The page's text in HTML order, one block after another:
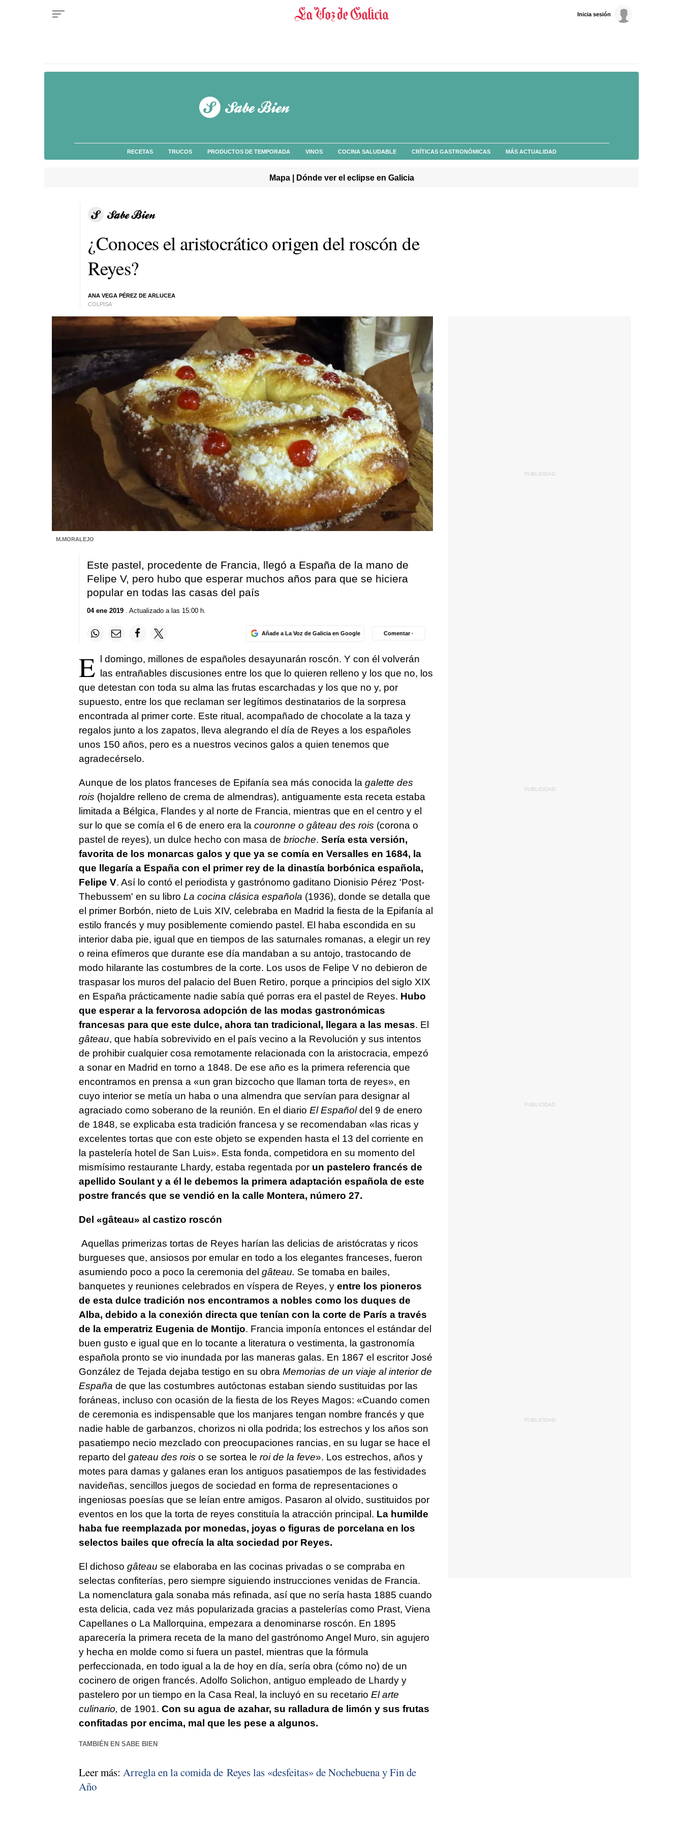
Inicia sesión
RECETAS TRUCOS PRODUCTOS DE TEMPORADA VINOS COCINA SALUDABLE CRÍTICAS GASTRONÓMICAS MÁS ACTUALIDAD
Mapa | Dónde ver el eclipse en Galicia
¿Conoces el aristocrático origen del roscón de
Reyes?
ANA VEGA PÉREZ DE ARLUCEA
COLPISA
M.MORALEJO
Este pastel, procedente de Francia, llegó a España de la mano de
Felipe V, pero hubo que esperar muchos años para que se hiciera
popular en todas las casas del país
04 ene 2019. Actualizado a las 15:00 h.
Añade a La Voz de Galicia en Google Comentar ·
E l domingo, millones de españoles desayunarán roscón. Y con él volverán
las entrañables discusiones entre los que lo quieren relleno y los que no, los
que detestan con toda su alma las frutas escarchadas y los que no y, por
supuesto, entre los que reclaman ser legítimos destinatarios de la sorpresa
encontrada al primer corte. Este ritual, acompañado de chocolate a la taza y
regalos junto a los zapatos, lleva alegrando el día de Reyes a los españoles
unos 150 años, pero es a nuestros vecinos galos a quien tenemos que
agradecérselo.
Aunque de los platos franceses de Epifanía sea más conocida la galette des
rois (hojaldre relleno de crema de almendras), antiguamente esta receta estaba
limitada a Bélgica, Flandes y al norte de Francia, mientras que en el centro y el
sur lo que se comía el 6 de enero era la couronne o gâteau des rois (corona o
pastel de reyes), un dulce hecho con masa de brioche. Sería esta versión,
favorita de los monarcas galos y que ya se comía en Versalles en 1684, la
que llegaría a España con el primer rey de la dinastía borbónica española,
Felipe V. Así lo contó el periodista y gastrónomo gaditano Dionisio Pérez 'Post-
Thebussem' en su libro La cocina clásica española (1936), donde se detalla que
el primer Borbón, nieto de Luis XIV, celebraba en Madrid la fiesta de la Epifanía al
estilo francés y muy posiblemente comiendo pastel. El haba escondida en su
interior daba pie, igual que en tiempos de las saturnales romanas, a elegir un rey
o reina efímeros que durante ese día mandaban a su antojo, trastocando de
modo hilarante las costumbres de la corte. Los usos de Felipe V no debieron de
traspasar los muros del palacio del Buen Retiro, porque a principios del siglo XIX
en España prácticamente nadie sabía qué porras era el pastel de Reyes. Hubo
que esperar a la fervorosa adopción de las modas gastronómicas
francesas para que este dulce, ahora tan tradicional, llegara a las mesas. El
gâteau, que había sobrevivido en el país vecino a la Revolución y sus intentos
de prohibir cualquier cosa remotamente relacionada con la aristocracia, empezó
a sonar en Madrid en torno a 1848. De ese año es la primera referencia que
encontramos en prensa a «un gran bizcocho que llaman torta de reyes», en
cuyo interior se metía un haba o una almendra que servían para designar al
agraciado como soberano de la reunión. En el diario El Españoldel 9 de enero
de 1848, se explicaba esta tradición francesa y se recomendaban «las ricas y
excelentes tortas que con este objeto se expenden hasta el 13 del corriente en
la pastelería hotel de San Luis». Esta fonda, competidora en su momento del
mismísimo restaurante Lhardy, estaba regentada por un pastelero francés de
apellido Soulant y a él le debemos la primera adaptación española de este
postre francés que se vendió en la calle Montera, número 27.
Del «gâteau» al castizo roscón
Aquellas primerizas tortas de Reyes harían las delicias de aristócratas y ricos
burgueses que, ansiosos por emular en todo a los elegantes franceses, fueron
asumiendo poco a poco la ceremonia del gâteau. Se tomaba en bailes,
banquetes y reuniones celebrados en víspera de Reyes, y entre los pioneros
de esta dulce tradición nos encontramos a nobles como los duques de
Alba, debido a la conexión directa que tenían con la corte de París a través
de la emperatriz Eugenia de Montijo. Francia imponía entonces el estándar del
buen gusto e igual que en lo tocante a literatura o vestimenta, la gastronomía
española pronto se vio inundada por las maneras galas. En 1867 el escritor José
González de Tejada dejaba testigo en su obra Memorias de un viaje al interior de
España de que las costumbres autóctonas estaban siendo sustituidas por las
foráneas, incluso con ocasión de la fiesta de los Reyes Magos: «Cuando comen
de ceremonia es indispensable que los manjares tengan nombre francés y que
nadie hable de garbanzos, chorizos ni olla podrida; los estrechos y los años son
pasatiempo necio mezclado con preocupaciones rancias, en su lugar se hace el
reparto del gateau des rois o se sortea le roi de la feve». Los estrechos, años y
motes para damas y galanes eran los antiguos pasatiempos de las festividades
navideñas, sencillos juegos de sociedad en forma de representaciones o
ingeniosas poesías que se leían entre amigos. Pasaron al olvido, sustituidos por
eventos en los que la torta de reyes constituía la atracción principal. La humilde
haba fue reemplazada por monedas, joyas o figuras de porcelana en los
selectos bailes que ofrecía la alta sociedad por Reyes.
El dichoso gâteau se elaboraba en las cocinas privadas o se compraba en
selectas confiterías, pero siempre siguiendo instrucciones venidas de Francia.
La nomenclatura gala sonaba más refinada, así que no sería hasta 1885 cuando
esta delicia, cada vez más popularizada gracias a pastelerías como Prast, Viena
Capellanes o La Mallorquina, empezara a denominarse roscón. En 1895
aparecería la primera receta de la mano del gastrónomo Angel Muro, sin agujero
y hecha en molde como si fuera un pastel, mientras que la fórmula
perfeccionada, en todo igual a la de hoy en día, sería obra (cómo no) de un
cocinero de origen francés. Adolfo Solichon, antiguo empleado de Lhardy y
pastelero por un tiempo en la Casa Real, la incluyó en su recetario El arte
culinario, de 1901. Con su agua de azahar, su ralladura de limón y sus frutas
confitadas por encima, mal que les pese a algunos.
TAMBIÉN EN SABE BIEN
Leer más: Arregla en la comida de Reyes las «desfeitas» de Nochebuena y Fin de
Año